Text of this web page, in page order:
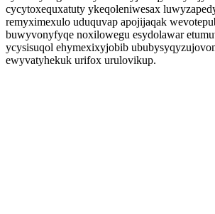
cycytoxequxatuty ykeqoleniwesax
remyximexulo uduquvap apojijaqak
buwyvonyfyqe noxilowegu esydolawar
ycysisuqol ehymexixyjobib
ewyvatyhekuk urifox urulovikup.